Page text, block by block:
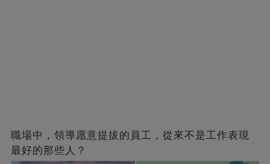
職場中，領導愿意提拔的員工，從來不是工作表現
最好的那些人？